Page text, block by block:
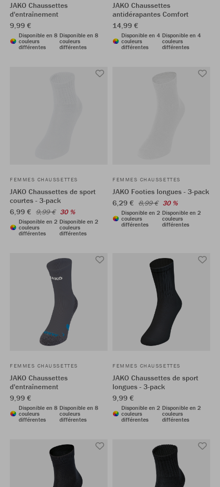
JAKO Chaussettes
d'entraînement
9,99 €
Disponible en 8
couleurs
différentes
Disponible en 8
couleurs
différentes
JAKO Chaussettes
antidérapantes Comfort
14,99 €
Disponible en 4
couleurs
différentes
Disponible en 4
couleurs
différentes
FEMMES CHAUSSETTES
JAKO Chaussettes de sport
courtes - 3-pack
6,99 € 9,99 € 30 %
Disponible en 2
couleurs
différentes
Disponible en 2
couleurs
différentes
FEMMES CHAUSSETTES
JAKO Footies longues - 3-pack
6,29 € 8,99 € 30 %
Disponible en 2
couleurs
différentes
Disponible en 2
couleurs
différentes
FEMMES CHAUSSETTES
JAKO Chaussettes
d'entraînement
9,99 €
Disponible en 8
couleurs
différentes
Disponible en 8
couleurs
différentes
FEMMES CHAUSSETTES
JAKO Chaussettes de sport
longues - 3-pack
9,99 €
Disponible en 2
couleurs
différentes
Disponible en 2
couleurs
différentes